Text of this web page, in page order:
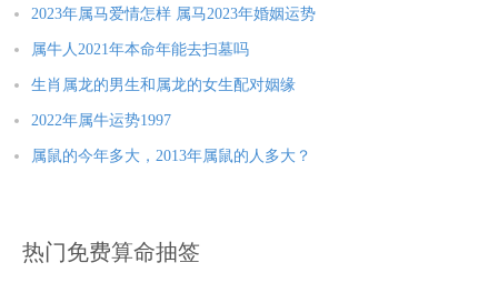
2023年属马爱情怎样 属马2023年婚姻运势
属牛人2021年本命年能去扫墓吗
生肖属龙的男生和属龙的女生配对姻缘
2022年属牛运势1997
属鼠的今年多大，2013年属鼠的人多大？
热门免费算命抽签